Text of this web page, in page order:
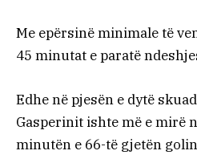
Me epërsinë minimale të
45 minutat e paratë
Edhe në pjesën e dytë
Gasperinit ishte më e mirë
minutën e 66-të gjetën